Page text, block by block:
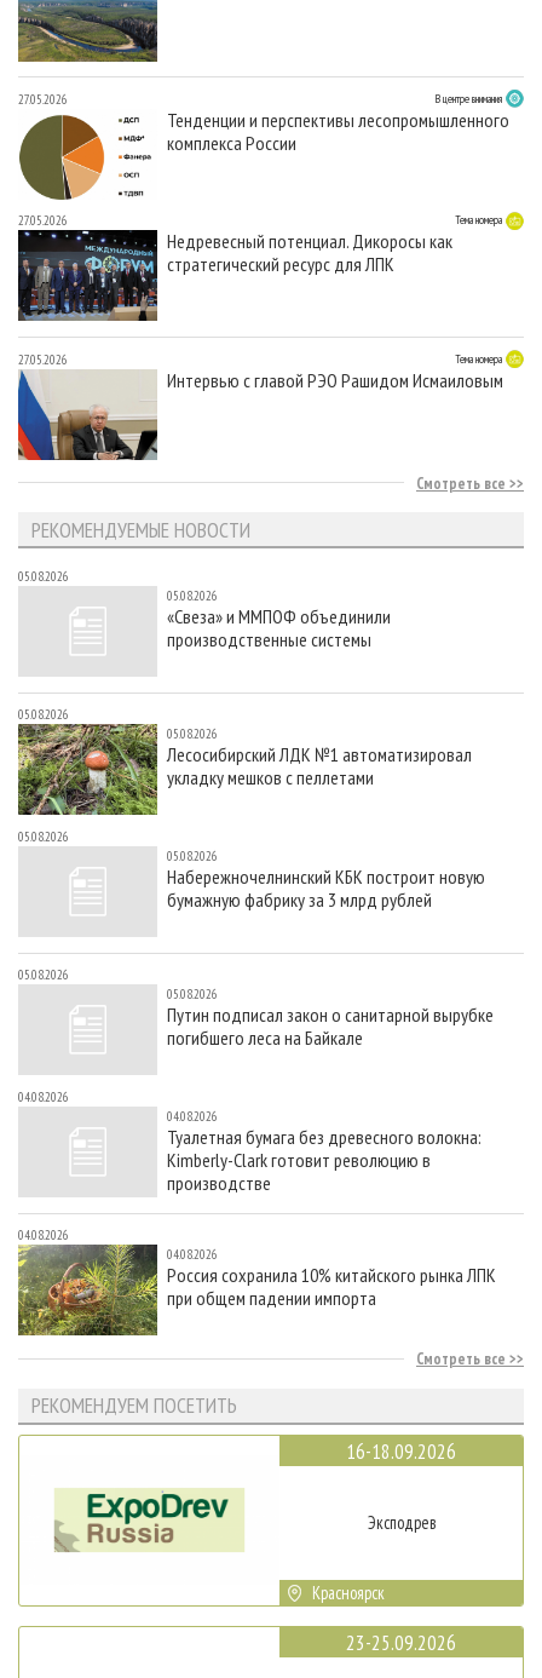
27.05.2026 В центре внимания
Тенденции и перспективы лесопромышленного
комплекса России
27.05.2026 Тема номера
Недревесный потенциал. Дикоросы как
стратегический ресурс для ЛПК
27.05.2026 Тема номера
Интервью с главой РЭО Рашидом Исмаиловым
Смотреть все
РЕКОМЕНДУЕМЫЕ НОВОСТИ
05.08.2026
05.08.2026
«Свеза» и ММПОФ объединили
производственные системы
05.08.2026
05.08.2026
Лесосибирский ЛДК №1 автоматизировал
укладку мешков с пеллетами
05.08.2026
05.08.2026
Набережночелнинский КБК построит новую
бумажную фабрику за 3 млрд рублей
05.08.2026
05.08.2026
Путин подписал закон о санитарной вырубке
погибшего леса на Байкале
04.08.2026
04.08.2026
Туалетная бумага без древесного волокна:
Kimberly-Clark готовит революцию в
производстве
04.08.2026
04.08.2026
Россия сохранила 10% китайского рынка ЛПК
при общем падении импорта
Смотреть все
РЕКОМЕНДУЕМ ПОСЕТИТЬ
16-18.09.2026
Эксподрев
Красноярск
23-25.09.2026